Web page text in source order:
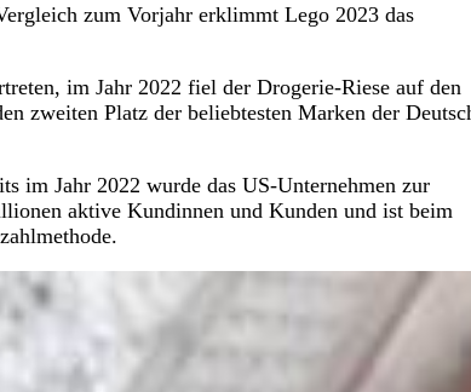
zum Vorjahr erklimmt Lego 2023 das
im Jahr 2022 fiel der Drogerie-Riese auf den
zweiten Platz der beliebtesten Marken der
im Jahr 2022 wurde das US-Unternehmen zur
aktive Kundinnen und Kunden und ist beim